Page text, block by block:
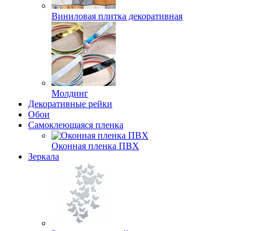
Виниловая плитка декоративная
Молдинг
Декоративные рейки
Обои
Самоклеющаяся пленка
Оконная пленка ПВХ
Зеркала